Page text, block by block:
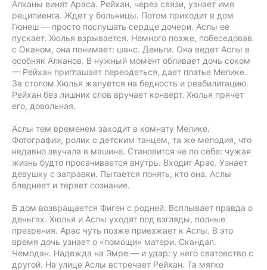
Алканы винят Араса. Рейхан, через связи, узнает имя
реципиента. Ждет у больницы. Потом приходит в дом
Гюнеш — просто послушать сердце дочери. Аслы ее
пускает. Хюлья взрывается. Немного позже, побеседовав
с Оканом, она понимает: шанс. Деньги. Она ведет Аслы в
особняк Алканов. В нужный момент обливает дочь соком
— Рейхан приглашает переодеться, дает платье Мелике.
За столом Хюлья жалуется на бедность и реабилитацию.
Рейхан без лишних слов вручает конверт. Хюлья прячет
его, довольная.
Аслы тем временем заходит в комнату Мелике.
Фотографии, ролик с детским танцем, та же мелодия, что
недавно звучала в машине. Становится не по себе: чужая
жизнь будто просачивается внутрь. Входит Арас. Узнает
девушку с заправки. Пытается понять, кто она. Аслы
бледнеет и теряет сознание.
В дом возвращается Фиген с родней. Всплывает правда о
деньгах. Хюлья и Аслы уходят под взгляды, полные
презрения. Арас чуть позже приезжает к Аслы. В это
время дочь узнает о «помощи» матери. Скандал.
Чемодан. Надежда на Эмре — и удар: у него сватовство с
другой. На улице Аслы встречает Рейхан. Та мягко